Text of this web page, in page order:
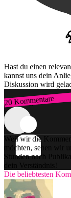
Hast du einen
kannst uns dein
Diskussion wird
20 Kommentare
Zum Login
Weil wir die
möchten, sehen wir
Stunden nach
dein Verständnis!
Die beliebtesten